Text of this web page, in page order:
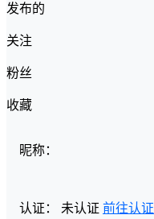
发布的
关注
粉丝
收藏
昵称：
认证： 未认证 前往认证